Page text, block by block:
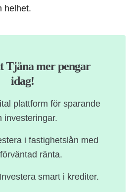
helhet.
Tjäna mer pengar
idag!
plattform för sparande
investeringar.
i fastighetslån med
ränta.
Investera smart i krediter.